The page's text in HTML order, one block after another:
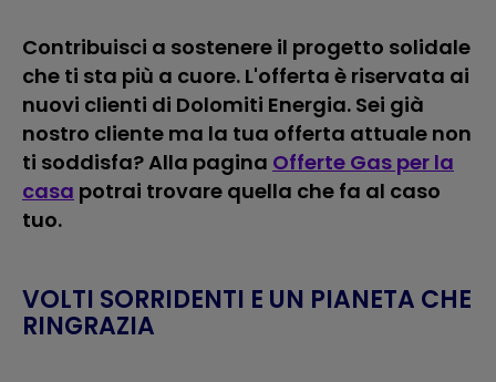
Contribuisci a sostenere il progetto solidale
che ti sta più a cuore. L'offerta è riservata ai
nuovi clienti di Dolomiti Energia. Sei già
nostro cliente ma la tua offerta attuale non
ti soddisfa? Alla pagina Offerte Gas per la
casa potrai trovare quella che fa al caso
tuo.
VOLTI SORRIDENTI E UN PIANETA CHE
RINGRAZIA